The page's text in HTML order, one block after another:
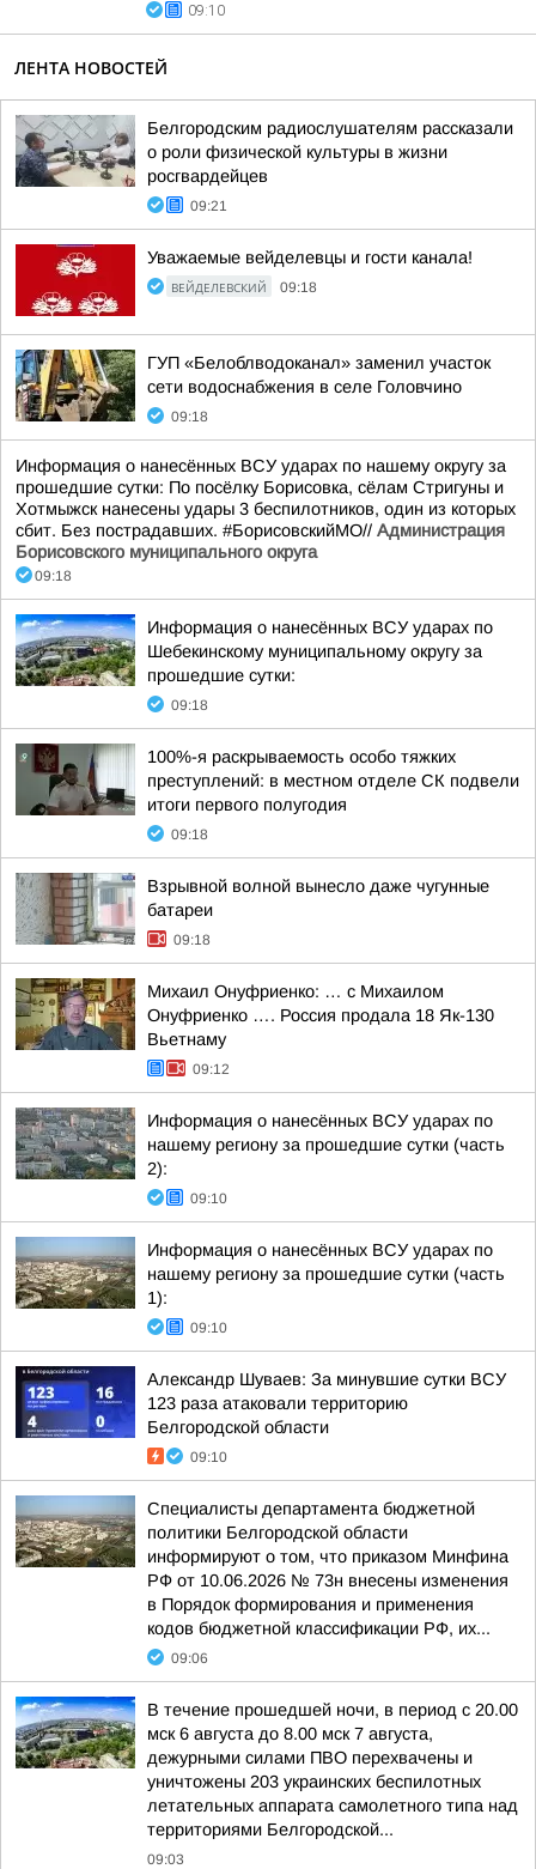
09:10
ЛЕНТА НОВОСТЕЙ
Белгородским радиослушателям рассказали
о роли физической культуры в жизни
росгвардейцев
09:21
Уважаемые вейделевцы и гости канала!
ВЕЙДЕЛЕВСКИЙ 09:18
ГУП «Белоблводоканал» заменил участок
сети водоснабжения в селе Головчино
09:18
Информация о нанесённых ВСУ ударах по нашему округу за
прошедшие сутки: По посёлку Борисовка, сёлам Стригуны и
Хотмыжск нанесены удары 3 беспилотников, один из которых
сбит. Без пострадавших. #БорисовскийМО// Администрация
Борисовского муниципального округа
09:18
Информация о нанесённых ВСУ ударах по
Шебекинскому муниципальному округу за
прошедшие сутки:
09:18
100%-я раскрываемость особо тяжких
преступлений: в местном отделе СК подвели
итоги первого полугодия
09:18
Взрывной волной вынесло даже чугунные
батареи
09:18
Михаил Онуфриенко: … с Михаилом
Онуфриенко …. Россия продала 18 Як-130
Вьетнаму
09:12
Информация о нанесённых ВСУ ударах по
нашему региону за прошедшие сутки (часть
2):
09:10
Информация о нанесённых ВСУ ударах по
нашему региону за прошедшие сутки (часть
1):
09:10
Александр Шуваев: За минувшие сутки ВСУ
123 раза атаковали территорию
Белгородской области
09:10
Специалисты департамента бюджетной
политики Белгородской области
информируют о том, что приказом Минфина
РФ от 10.06.2026 № 73н внесены изменения
в Порядок формирования и применения
кодов бюджетной классификации РФ, их...
09:06
В течение прошедшей ночи, в период с 20.00
мск 6 августа до 8.00 мск 7 августа,
дежурными силами ПВО перехвачены и
уничтожены 203 украинских беспилотных
летательных аппарата самолетного типа над
территориями Белгородской...
09:03